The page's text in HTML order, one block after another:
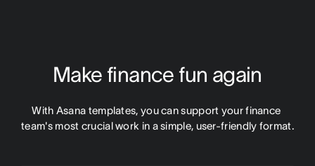
Make finance fun again
With Asana templates, you can support your finance
team's most crucial work in a simple, user-friendly format.